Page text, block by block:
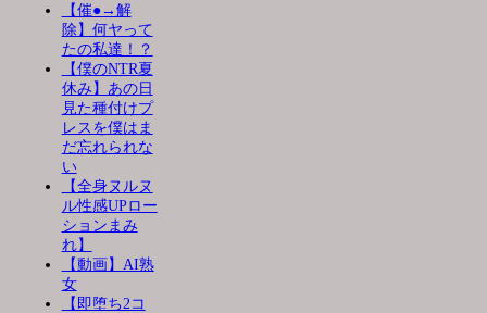
【催●→解
除】何ヤって
たの私達！？
【僕のNTR夏
休み】あの日
見た種付けプ
レスを僕はま
だ忘れられな
い
【全身ヌルヌ
ル性感UPロー
ションまみ
れ】
【動画】AI熟
女
【即堕ち2コ